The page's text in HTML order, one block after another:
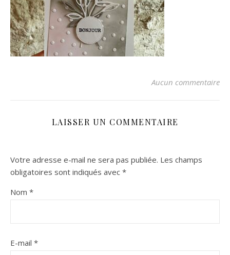
Aucun commentaire
LAISSER UN COMMENTAIRE
Votre adresse e-mail ne sera pas publiée. Les champs
obligatoires sont indiqués avec *
Nom *
E-mail *